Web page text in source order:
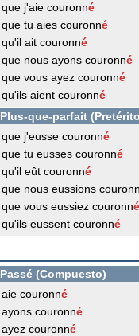
que j'aie couronné
que tu aies couronné
qu'il ait couronné
que nous ayons couronné
que vous ayez couronné
qu'ils aient couronné
Plus-que-parfait
que j'eusse couronné
que tu eusses couronné
qu'il eût couronné
que nous eussions couronn
que vous eussiez couronné
qu'ils eussent couronné
Passé (Compuesto)
aie couronné
ayons couronné
ayez couronné